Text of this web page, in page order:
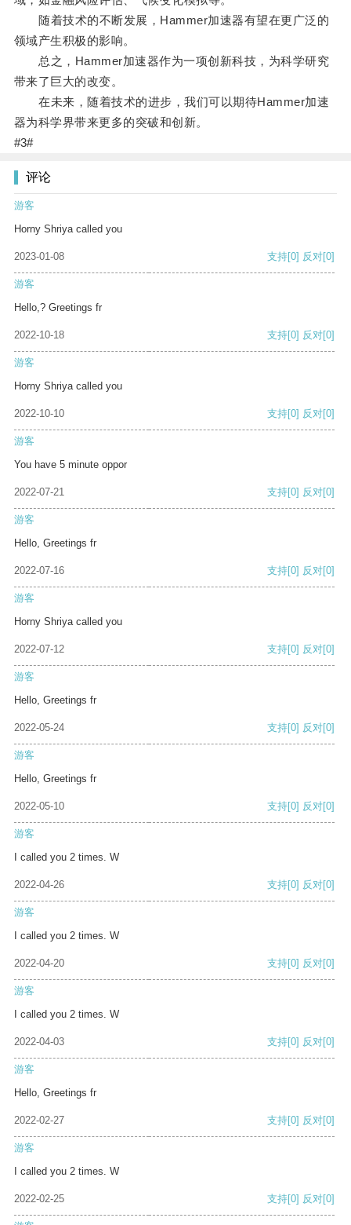
随着技术的不断发展，Hammer加速器有望在更广泛的
领域产生积极的影响。
总之，Hammer加速器作为一项创新科技，为科学研究
带来了巨大的改变。
在未来，随着技术的进步，我们可以期待Hammer加速
器为科学界带来更多的突破和创新。
#3#
评论
游客
Horny Shriya called you
2023-01-08 支持[0] 反对[0]
游客
Hello,? Greetings fr
2022-10-18 支持[0] 反对[0]
游客
Horny Shriya called you
2022-10-10 支持[0] 反对[0]
游客
You have 5 minute oppor
2022-07-21 支持[0] 反对[0]
游客
Hello, Greetings fr
2022-07-16 支持[0] 反对[0]
游客
Horny Shriya called you
2022-07-12 支持[0] 反对[0]
游客
Hello, Greetings fr
2022-05-24 支持[0] 反对[0]
游客
Hello, Greetings fr
2022-05-10 支持[0] 反对[0]
游客
I called you 2 times. W
2022-04-26 支持[0] 反对[0]
游客
I called you 2 times. W
2022-04-20 支持[0] 反对[0]
游客
I called you 2 times. W
2022-04-03 支持[0] 反对[0]
游客
Hello, Greetings fr
2022-02-27 支持[0] 反对[0]
游客
I called you 2 times. W
2022-02-25 支持[0] 反对[0]